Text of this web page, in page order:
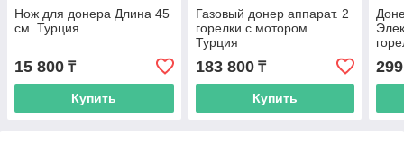
Нож для донера Длина 45
см. Турция
15 800 ₸
Купить
Газовый донер аппарат. 2
горелки с мотором.
Турция
183 800₸
Купить